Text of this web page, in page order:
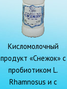
Кисломолочный
продукт «Снежок» с
пробиотиком L.
Rhamnosus и с